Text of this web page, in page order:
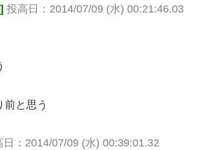
投高日：2014/07/09 (水) 00:21:46.03
と思う
日：2014/07/09 (水) 00:39:01.32